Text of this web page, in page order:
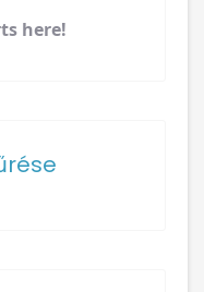
here!